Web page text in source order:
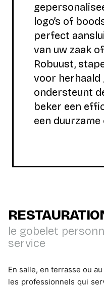
logo’s of
perfect
van uw zaak
Robuust,
voor herhaald
ondersteunt
beker een
een
le gobelet
service
En salle, en terrasse ou
les professionnels qui